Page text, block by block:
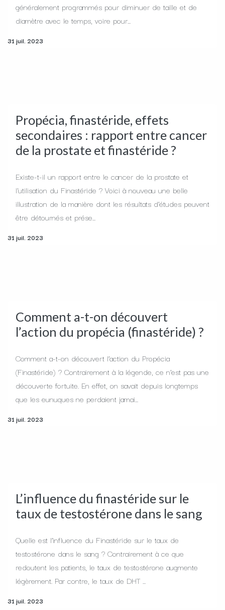
généralement programmés pour diminuer de taille et de
diamètre avec le temps, voire pour...
31 juil. 2023
Propécia, finastéride, effets
secondaires : rapport entre cancer
de la prostate et finastéride ?
Existe-t-il un rapport entre le cancer de la prostate et
l'utilisation du Finastéride ? Voici à nouveau une belle
illustration de la manière dont les résultats d’études peuvent
être détournés et prése...
31 juil. 2023
Comment a-t-on découvert
l’action du propécia (finastéride) ?
Comment a-t-on découvert l’action du Propécia
(Finastéride) ? Contrairement à la légende, ce n’est pas une
découverte fortuite. En effet, on savait depuis longtemps
que les eunuques ne perdaient jamai...
31 juil. 2023
L’influence du finastéride sur le
taux de testostérone dans le sang
Quelle est l’influence du Finastéride sur le taux de
testostérone dans le sang ? Contrairement à ce que
redoutent les patients, le taux de testostérone augmente
légèrement. Par contre, le taux de DHT ...
31 juil. 2023